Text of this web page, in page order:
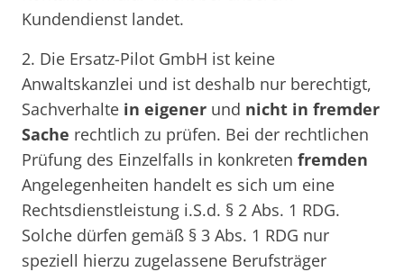
Kundendienst landet.
2. Die Ersatz-Pilot GmbH ist keine
Anwaltskanzlei und ist deshalb nur berechtigt,
Sachverhalte in eigener und nicht in fremder
Sache rechtlich zu prüfen. Bei der rechtlichen
Prüfung des Einzelfalls in konkreten fremden
Angelegenheiten handelt es sich um eine
Rechtsdienstleistung i.S.d. § 2 Abs. 1 RDG.
Solche dürfen gemäß § 3 Abs. 1 RDG nur
speziell hierzu zugelassene Berufsträger